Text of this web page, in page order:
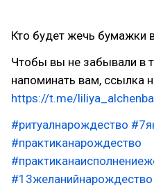
Кто будет жечь бумажки
Чтобы вы не забывали в
напоминать вам, ссылка
https://t.me/
#ритуалнарождество
#практиканарождество
#13желанийнарождество